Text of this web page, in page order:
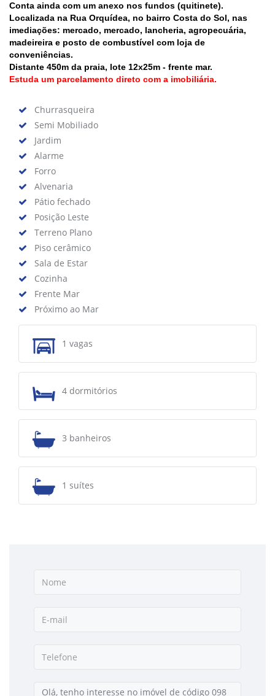
Conta ainda com um anexo nos fundos (quitinete).
Localizada na Rua Orquídea, no bairro Costa do Sol, nas
imediações: mercado, mercado, lancheria, agropecuária,
madeireira e posto de combustível com loja de
conveniências.
Distante 450m da praia, lote 12x25m - frente mar.
Estuda um parcelamento direto com a imobiliária.
Churrasqueira
Semi Mobiliado
Jardim
Alarme
Forro
Alvenaria
Pátio fechado
Posição Leste
Terreno Plano
Piso cerâmico
Sala de Estar
Cozinha
Frente Mar
Próximo ao Mar
1 vagas
4 dormitórios
3 banheiros
1 suítes